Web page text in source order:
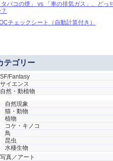
タバコの煙」 vs 「車の排気ガス」、どっ
チェックシート（自動計算付き）
テゴリー
SF/Fantasy
サイエンス
自然・動植物
自然現象
猫・動物
植物
コケ・キノコ
鳥
昆虫
水棲生物
写真／アート